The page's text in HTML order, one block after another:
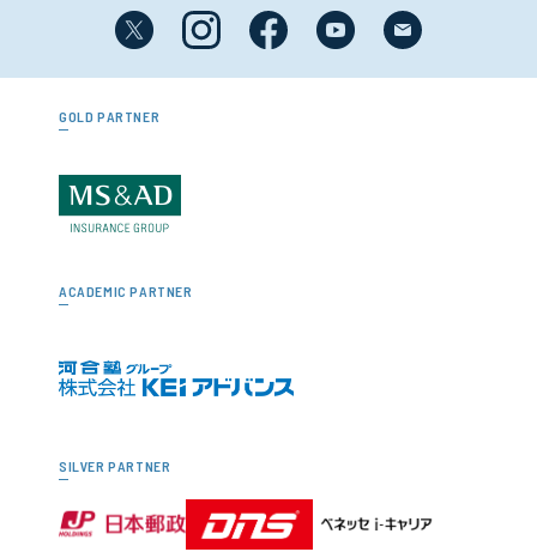
GOLD PARTNER
ACADEMIC PARTNER
SILVER PARTNER